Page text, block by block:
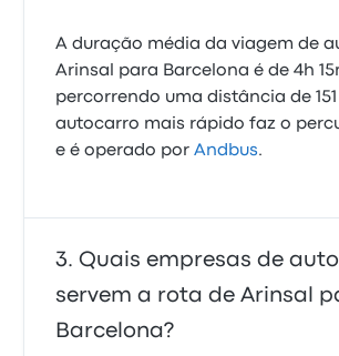
A duração média da viagem de
Arinsal para Barcelona é de 4h
percorrendo uma distância de 151
autocarro mais rápido faz o
e é operado porAndbus.
Quais empresas de
servem a rota de Arinsal
Barcelona?